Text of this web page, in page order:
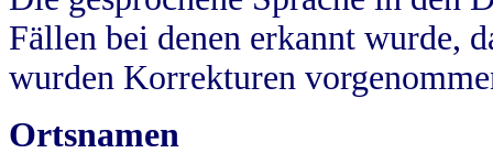
Fällen bei denen erkannt wurde,
wurden Korrekturen
Ortsnamen